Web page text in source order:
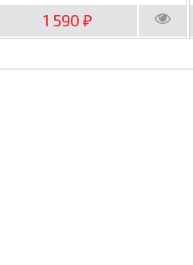
1 590₽